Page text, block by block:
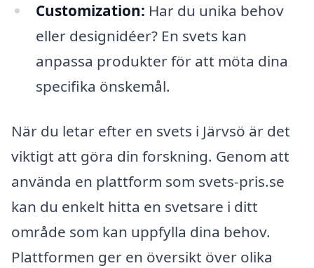
Customization: Har du unika behov
eller designidéer? En svets kan
anpassa produkter för att möta dina
specifika önskemål.
När du letar efter en svets i Järvsö är det
viktigt att göra din forskning. Genom att
använda en plattform som svets-pris.se
kan du enkelt hitta en svetsare i ditt
område som kan uppfylla dina behov.
Plattformen ger en översikt över olika